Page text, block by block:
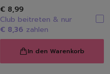
Schuhpflege
Sneakerreinigung
Schuhreinigung
Schuhbürsten
Schuhcreme
Schuhimprägnierung
€ 8,99
Club beitreten & nur
€ 8,36 zahlen
In den Warenkorb